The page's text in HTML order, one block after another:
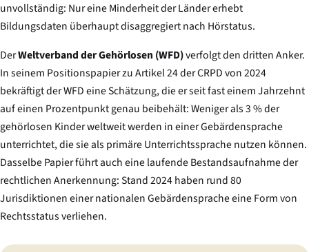
unvollständig: Nur eine Minderheit der Länder erhebt
Bildungsdaten überhaupt disaggregiert nach Hörstatus.
DerWeltverband der Gehörlosen (WFD)verfolgt den dritten Anker.
In seinem Positionspapier zu Artikel 24 der CRPD von 2024
bekräftigt der WFD eine Schätzung, die er seit fast einem Jahrzehnt
auf einen Prozentpunkt genau beibehält: Weniger als 3 % der
gehörlosen Kinder weltweit werden in einer Gebärdensprache
unterrichtet, die sie als primäre Unterrichtssprache nutzen können.
Dasselbe Papier führt auch eine laufende Bestandsaufnahme der
rechtlichen Anerkennung: Stand 2024 haben rund 80
Jurisdiktionen einer nationalen Gebärdensprache eine Form von
Rechtsstatus verliehen.